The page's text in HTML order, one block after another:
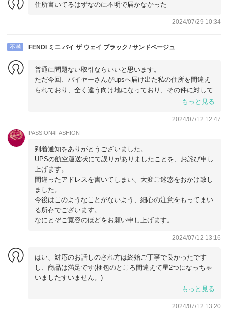
住所書いてるはずなのに不明で届かなかった
2024/07/29 10:34
不満 FENDI ミニ バイ ザ ウェイ ブラック / サンドベージュ
普通に問題ない取引ならいいと思います。
ただ今回、バイヤーさんがupsへ届け出た私の住所を間違え
られており、全く違う向け地になっており、その件に対して
のか、してないか、他にこちら側でやることがないのかを、
ハッキリしないマニュアルの日本語での返信が返ってくるだ
た。
もっと見る
2024/07/12 12:47
PASSION4FASHION
到着通知をありがとうございました。
UPSの航空運送状にて誤りがありましたことを、お詫び申し
上げます。
間違ったアドレスを書いてしまい、大変ご迷惑をおかけ致し
ました。
今後はこのようなことがないよう、細心の注意をもってまい
る所存でございます。
なにとぞご寛容のほどをお願い申し上げます。
2024/07/12 13:16
はい、対応のお話しのされ方は終始ご丁寧で良かったです
し、商品は満足です(梱包のところ間違えて星2つになっちゃ
いましたすいません。)
今後ともまた機会がございましたらよろしくお願いします。
もっと見る
2024/07/12 13:20